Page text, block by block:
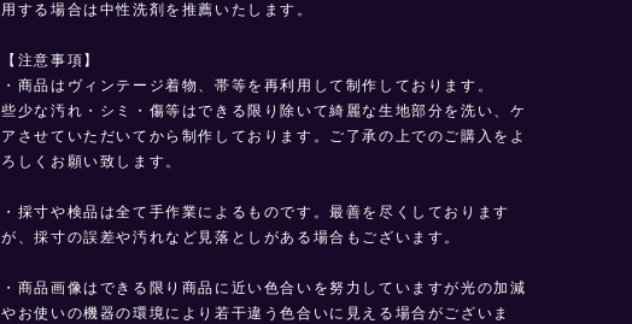
用する場合は中性洗剤を推薦いたします。
【注意事項】
・商品はヴィンテージ着物、帯等を再利用して制作しております。
些少な汚れ・シミ・傷等はできる限り除いて綺麗な生地部分を洗い、ケ
アさせていただいてから制作しております。ご了承の上でのご購入をよ
ろしくお願い致します。
・採寸や検品は全て手作業によるものです。最善を尽くしております
が、採寸の誤差や汚れなど見落としがある場合もございます。
・商品画像はできる限り商品に近い色合いを努力していますが光の加減
やお使いの機器の環境により若干違う色合いに見える場合がございま